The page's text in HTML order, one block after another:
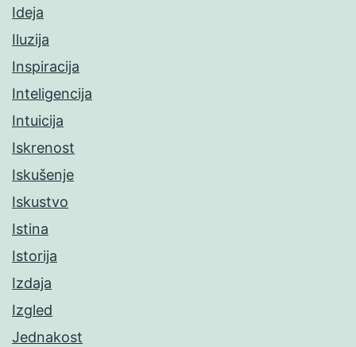
Ideja
Iluzija
Inspiracija
Inteligencija
Intuicija
Iskrenost
Iskušenje
Iskustvo
Istina
Istorija
Izdaja
Izgled
Jednakost